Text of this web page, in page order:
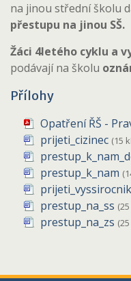
na jinou střední školu
přestupu na jinou SŠ.
Žáci 4letého cyklu a
podávají na školu
Přílohy
Opatření ŘŠ -
prijeti_cizinec (15
prestup_k_nam
prijeti_vyssirocnik
prestup_na_ss
prestup_na_zs